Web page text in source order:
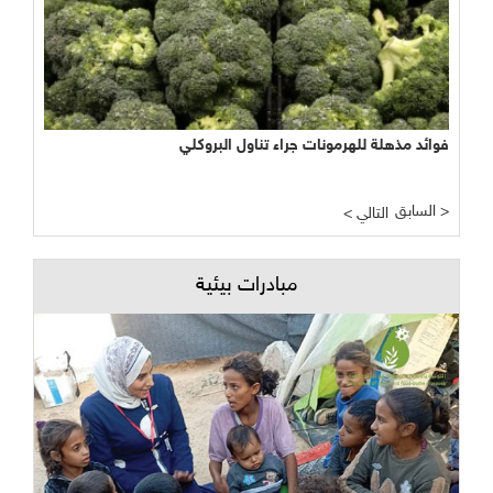
فوائد مذهلة للهرمونات جراء تناول البروكلي
< التالي السابق >
مبادرات بيئية